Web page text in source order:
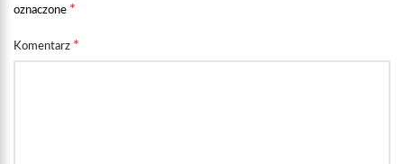
oznaczone *
Komentarz *